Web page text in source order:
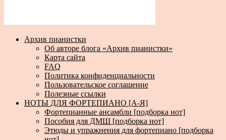
Архив пианистки
Об авторе блога «Архив пианистки»
Карта сайта
FAQ
Политика конфиденциальности
Пользовательское соглашение
Полезные ссылки
НОТЫ ДЛЯ ФОРТЕПИАНО [А-Я]
Фортепианные ансамбли [подборка нот]
Пособия для ДМШ [подборка нот]
Этюды и упражнения для фортепиано [подборка